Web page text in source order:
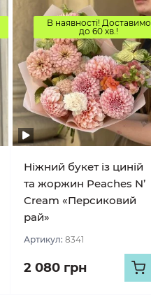
В наявності! Доставимо
до 60 хв.!
Ніжний букет із циній
та жоржин Peaches N’
Cream «Персиковий
рай»
Артикул: 8341
2 080 грн